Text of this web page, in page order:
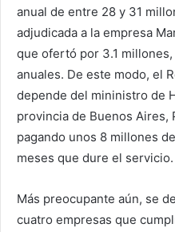
anual de entre 28 y 31
adjudicada a la empresa
que ofertó por 3.1
anuales. De este modo, el
depende del mininistro de
provincia de Buenos Aires,
pagando unos 8 millones
meses que dure el servicio.
Más preocupante aún, se
cuatro empresas que